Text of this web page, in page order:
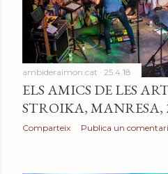
ambideraimon.cat 25.4.18
ELS AMICS DE LES
STROIKA, MANRESA,
Comparteix Publica un